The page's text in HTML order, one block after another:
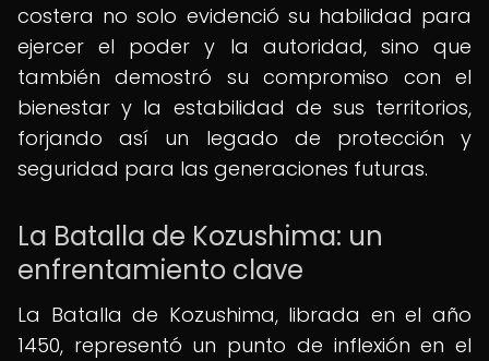
costera no solo evidenció su habilidad para
ejercer el poder y la autoridad, sino que
también demostró su compromiso con el
bienestar y la estabilidad de sus territorios,
forjando así un legado de protección y
seguridad para las generaciones futuras.
La Batalla de Kozushima: un
enfrentamiento clave
La Batalla de Kozushima, librada en el año
1450, representó un punto de inflexión en el